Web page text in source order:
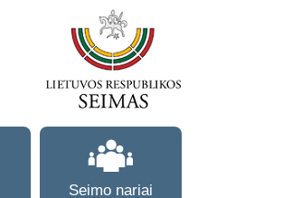
Seimo nariai